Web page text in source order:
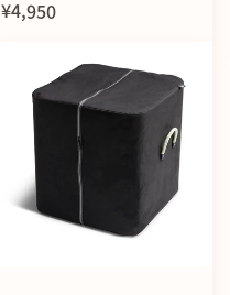
¥4,950